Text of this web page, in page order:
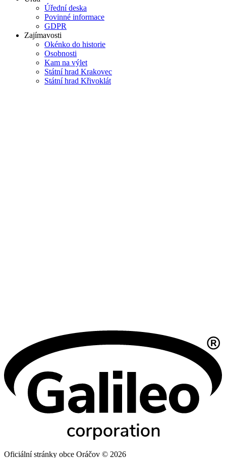
Úřední deska
Povinné informace
GDPR
Zajímavosti
Okénko do historie
Osobnosti
Kam na výlet
Státní hrad Krakovec
Státní hrad Křivoklát
Oficiální stránky obce Oráčov © 2026